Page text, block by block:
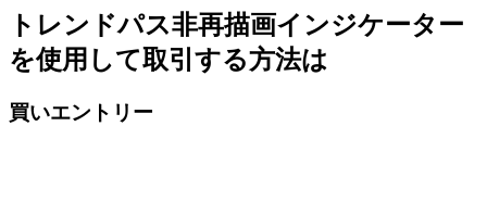
トレンドパス非再描画インジケーター
を使用して取引する方法は
買いエントリー